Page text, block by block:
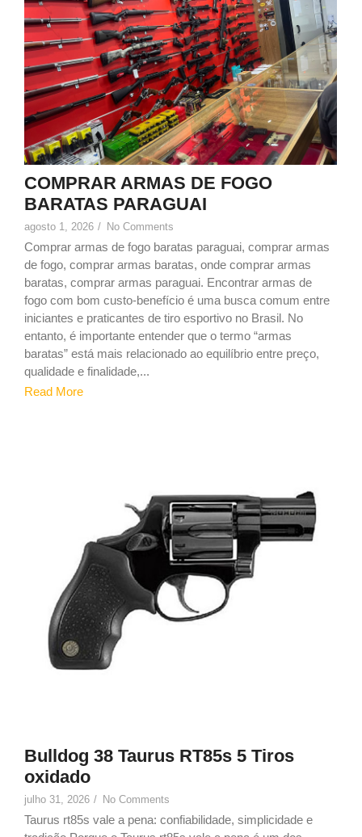
COMPRAR ARMAS DE FOGO
BARATAS PARAGUAI
agosto 1, 2026 / No Comments
Comprar armas de fogo baratas paraguai, comprar armas
de fogo, comprar armas baratas, onde comprar armas
baratas, comprar armas paraguai. Encontrar armas de
fogo com bom custo-benefício é uma busca comum entre
iniciantes e praticantes de tiro esportivo no Brasil. No
entanto, é importante entender que o termo “armas
baratas” está mais relacionado ao equilíbrio entre preço,
qualidade e finalidade,...
Read More
Bulldog 38 Taurus RT85s 5 Tiros
oxidado
julho 31, 2026 / No Comments
Taurus rt85s vale a pena: confiabilidade, simplicidade e